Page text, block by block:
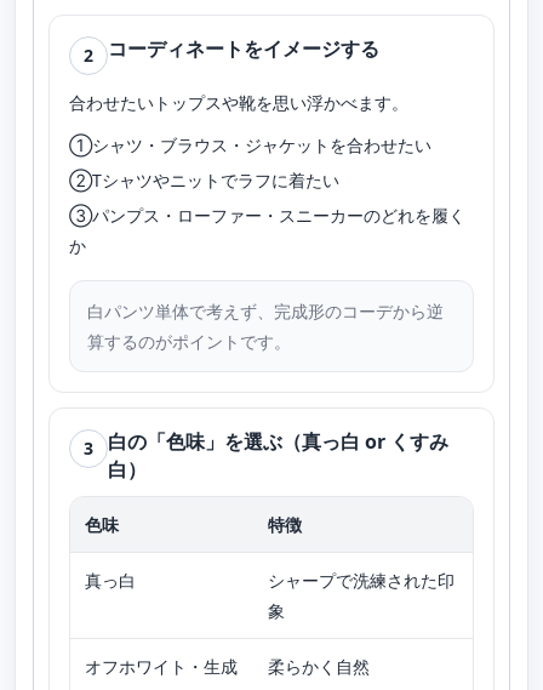
2 コーディネートをイメージする
合わせたいトップスや靴を思い浮かべます。
①シャツ・ブラウス・ジャケットを合わせたい
②Tシャツやニットでラフに着たい
③パンプス・ローファー・スニーカーのどれを履く
か
白パンツ単体で考えず、完成形のコーデから逆
算するのがポイントです。
3
白の「色味」を選ぶ（真っ白 or くすみ
白）
色味 特徴
真っ白
シャープで洗練された印
象
オフホワイト・生成
柔らかく自然